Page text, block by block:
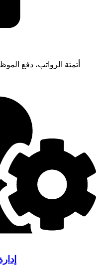
أتمتة الرواتب، دفع